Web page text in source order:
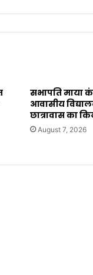
सभापति माया
आवासीय
छात्रावास का
August 7, 2026